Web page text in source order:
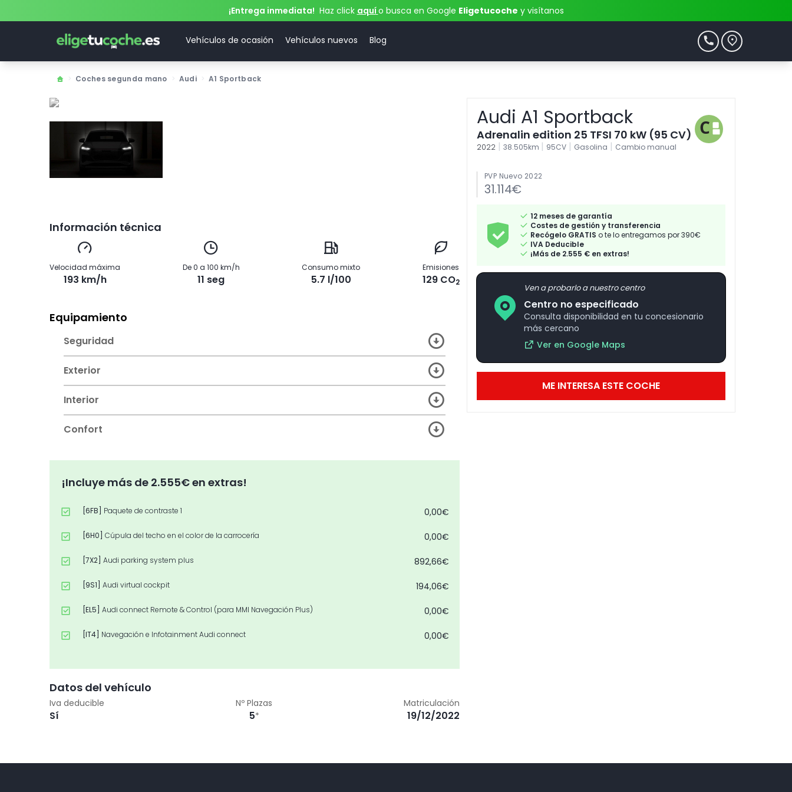
¡Entrega inmediata! Haz click aquío busca en Google Eligetucoche y visítanos
Vehículos de ocasión Vehículos nuevos Blog
Coches segunda mano Audi A1 Sportback
Información técnica
Velocidad máxima
193 km/h
De 0 a 100 km/h
11 seg
Consumo mixto
5.7 l/100
Emisiones
129 CO2
Equipamiento
Seguridad
Exterior
Interior
Confort
¡Incluye más de 2.555€ en extras!
[6FB] Paquete de contraste 1 0,00€
[6H0] Cúpula del techo en el color de la carrocería 0,00€
[7X2] Audi parking system plus 892,66€
[9S1] Audi virtual cockpit 194,06€
[EL5] Audi connect Remote & Control (para MMI Navegación Plus) 0,00€
[IT4] Navegación e Infotainment Audi connect 0,00€
[PNC] Preparación para sistema de navegación MMI plus
[WZ2] 1.015,15€
Datos del vehículo
Iva deducible
Sí
Nº Plazas
5*
Matriculación
19/12/2022
Audi A1 Sportback
Adrenalin edition 25 TFSI 70 kW (95 CV)
2022 | 38.505km | 95CV | Gasolina | Cambio manual
PVP Nuevo 2022
31.114€
12 meses de garantía
Costes de gestión y transferencia
Recógelo GRATIS o te lo entregamos por 390€
IVA Deducible
¡Más de 2.555 € en extras!
Ven a probarlo a nuestro centro
Centro no especificado
Consulta disponibilidad en tu concesionario
más cercano
Ver en Google Maps
ME INTERESA ESTE COCHE